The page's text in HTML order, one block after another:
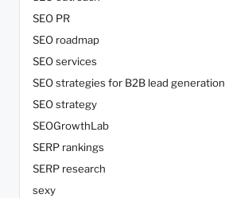
SEO PR
SEO roadmap
SEO services
SEO strategies for B2B lead generation
SEO strategy
SEOGrowthLab
SERP rankings
SERP research
sexy